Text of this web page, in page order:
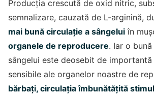
Producția crescută de oxid nitric,
semnalizare, cauzată de L-arginină,
mai bună circulație a sângelui în
organele de reproducere. Iar o
sângelui este deosebit de
sensibile ale organelor noastre de
bărbați, circulația îmbunătățită